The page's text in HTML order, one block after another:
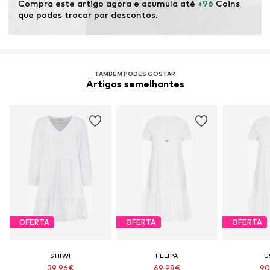
Compra este artigo agora e acumula até +96 Coins
que podes trocar por descontos.
TAMBÉM PODES GOSTAR
Artigos semelhantes
OFERTA
SHIWI
39,96€
OFERTA
FELIPA
69,98€
OFERTA